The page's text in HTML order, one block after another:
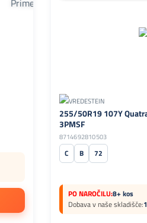
255/50R19 107Y
3PMSF
8714692810503
C B 72
PO NAROČILU:8+ kos
Dobava v naše skladišče: